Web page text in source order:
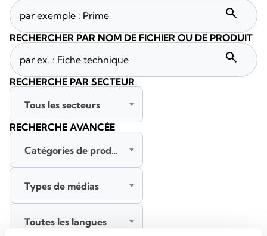
search
RECHERCHER PAR NOM DE FICHIER OU DE PRODUIT
search
RECHERCHE PAR SECTEUR
Tous les secteurs
RECHERCHE AVANCÉE
Catégories de produits
Types de médias
Toutes les langues